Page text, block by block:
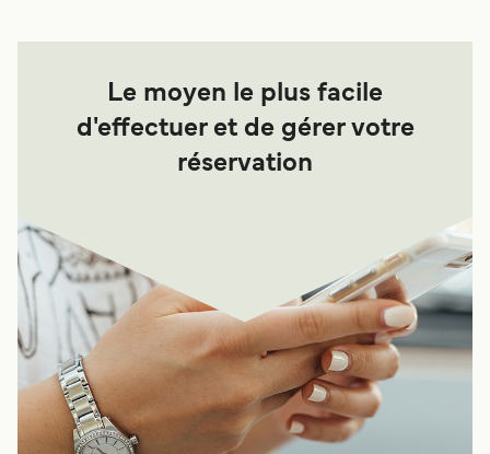
Le moyen le plus facile
d'effectuer et de gérer votre
réservation